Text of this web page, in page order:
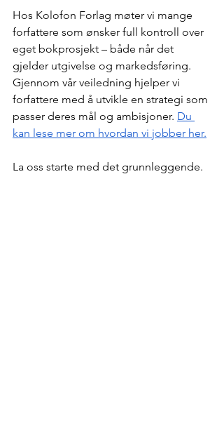
Hos Kolofon Forlag møter vi mange
forfattere som ønsker full kontroll over
eget bokprosjekt – både når det
gjelder utgivelse og markedsføring.
Gjennom vår veiledning hjelper vi
forfattere med å utvikle en strategi som
passer deres mål og ambisjoner. Du
kan lese mer om hvordan vi jobber her.
La oss starte med det grunnleggende.